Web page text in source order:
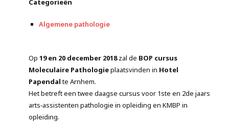
Categorieën
Algemene pathologie
Op 19 en 20 december 2018zal de BOP cursus
Moleculaire Pathologieplaatsvinden in Hotel
Papendalte Arnhem.
Het betreft een twee daagse cursus voor 1ste en 2de jaars
arts‐assistenten pathologie in opleiding en KMBP in
opleiding.